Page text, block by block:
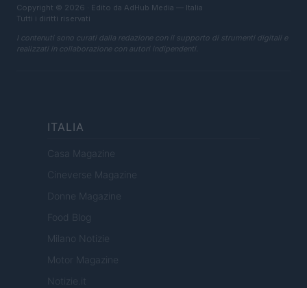
Copyright © 2026 · Edito da AdHub Media — Italia
Tutti i diritti riservati
I contenuti sono curati dalla redazione con il supporto di strumenti digitali e
realizzati in collaborazione con autori indipendenti.
ITALIA
Casa Magazine
Cineverse Magazine
Donne Magazine
Food Blog
Milano Notizie
Motor Magazine
Notizie.it